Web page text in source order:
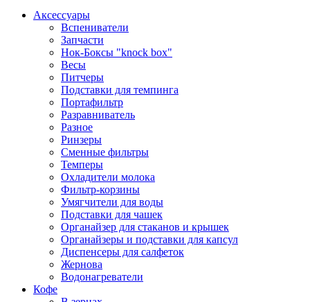
Аксессуары
Вспениватели
Запчасти
Нок-Боксы "knock box"
Весы
Питчеры
Подставки для темпинга
Портафильтр
Разравниватель
Разное
Ринзеры
Сменные фильтры
Темперы
Охладители молока
Фильтр-корзины
Умягчители для воды
Подставки для чашек
Органайзер для стаканов и крышек
Органайзеры и подставки для капсул
Диспенсеры для салфеток
Жернова
Водонагреватели
Кофе